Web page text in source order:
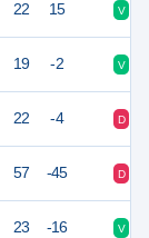
22 15 V
19 -2 V
22 -4 D
57 -45 D
23 -16 V